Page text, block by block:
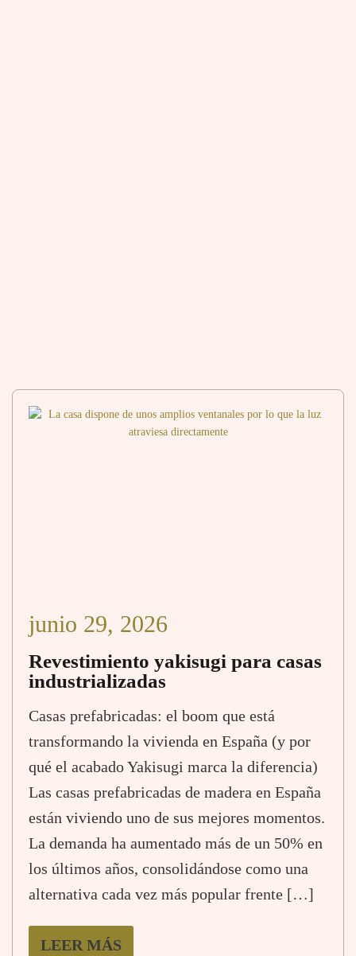
junio 29, 2026
Revestimiento yakisugi para casas
industrializadas
Casas prefabricadas: el boom que está
transformando la vivienda en España (y por
qué el acabado Yakisugi marca la diferencia)
Las casas prefabricadas de madera en España
están viviendo uno de sus mejores momentos.
La demanda ha aumentado más de un 50% en
los últimos años, consolidándose como una
alternativa cada vez más popular frente […]
LEER MÁS